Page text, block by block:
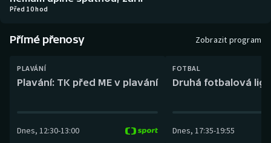
Curling
Florbal
Před 10 hod
Přímé přenosy Zobrazit program
PLAVÁNÍ
Plavání: TK před ME v plavání
Dnes, 12:30-13:00
FOTBAL
Druhá fotbalová
Dnes, 17:35-19:55